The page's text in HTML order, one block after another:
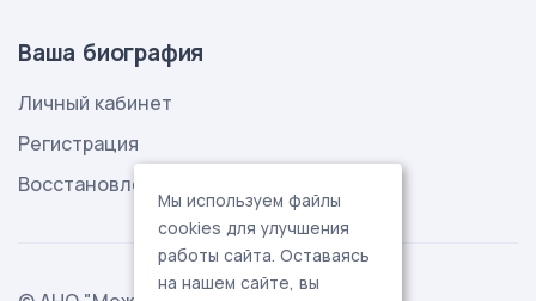
Ваша биография
Личный кабинет
Регистрация
Восстановление пароля
Мы используем файлы
cookies для улучшения
работы сайта. Оставаясь
на нашем сайте, вы